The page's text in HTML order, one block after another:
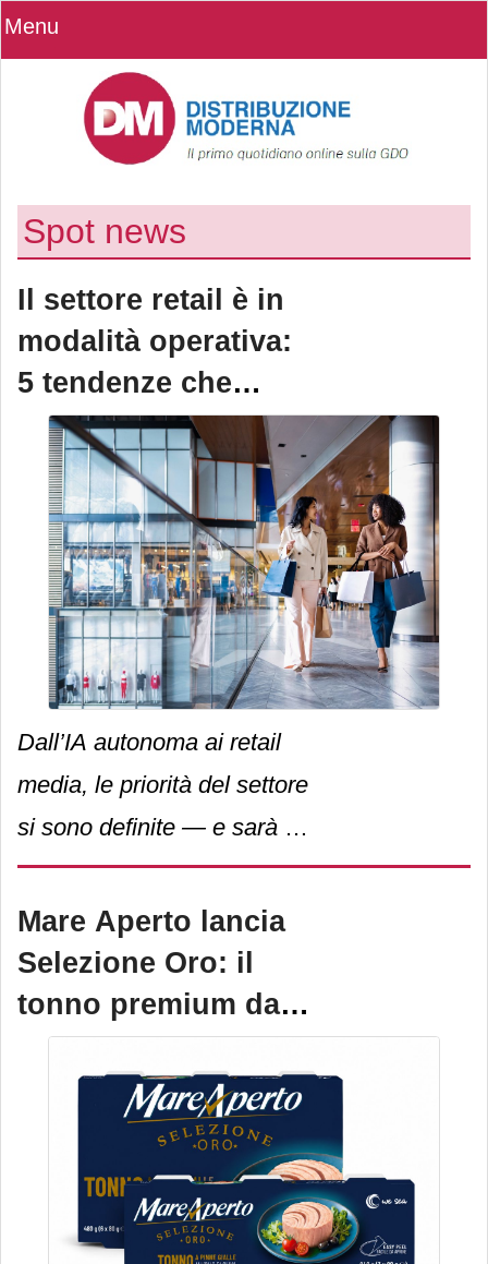
Menu
Spot news
Il settore retail è in
modalità operativa:
5 tendenze che
caratterizzeranno
l’NRF 2026
Dall’IA autonoma ai retail
media, le priorità del settore
si sono definite — e sarà a
Parigi che i leader le
metteranno in pratica.
Mare Aperto lancia
Selezione Oro: il
tonno premium da
80 grammi